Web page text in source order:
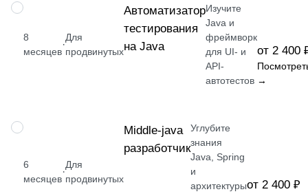
ПРОФЕССИЯ
8
месяцев
·
Для
продвинутых
Автоматизатор
тестирования
на Java
Изучите
Java и
фреймворк
для UI- и
API-
автотестов
от 2 400
→
ПРОФЕССИЯ
6
месяцев
·
Для
продвинутых
Middle-java
разработчик
Углубите
знания
Java, Spring
и
архитектурыот 2 400 ₽